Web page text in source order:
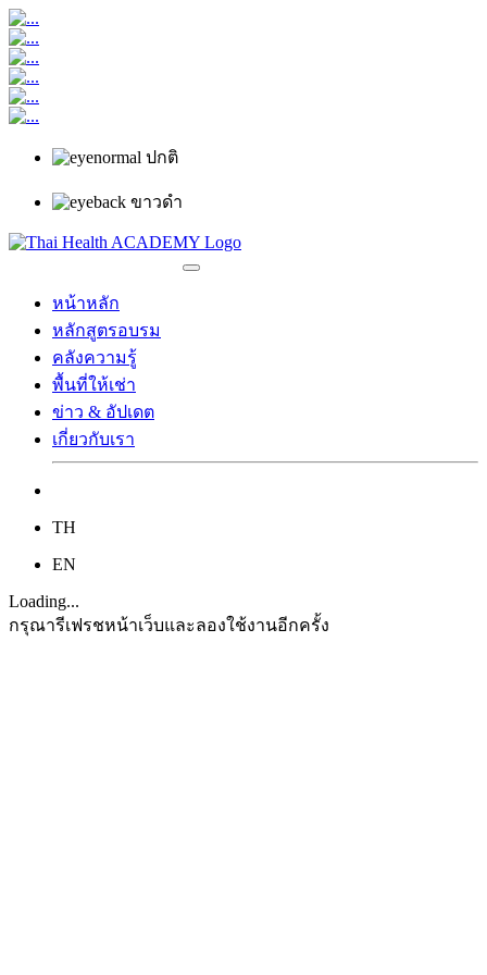
ปกติ
ขาวดำ
หน้าหลัก
หลักสูตรอบรม
คลังความรู้
พื้นที่ให้เช่า
ข่าว & อัปเดต
เกี่ยวกับเรา
TH
EN
Loading...
กรุณารีเฟรชหน้าเว็บและลองใช้งานอีกครั้ง